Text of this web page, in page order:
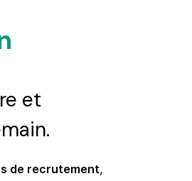
et
de recrutement,